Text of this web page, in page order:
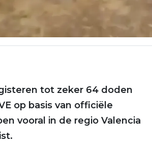
tot zeker 64 doden
op basis van officiële
vooral in de regio Valencia